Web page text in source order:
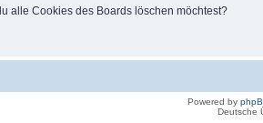
alle Cookies des Boards löschen möchtest?
Powered by
Deutsche